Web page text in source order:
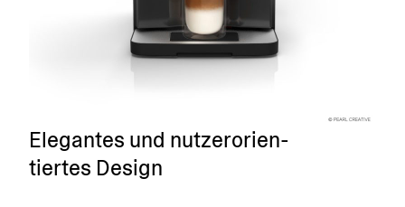
Elegantes und nutzer­ori­en­
tiertes Design